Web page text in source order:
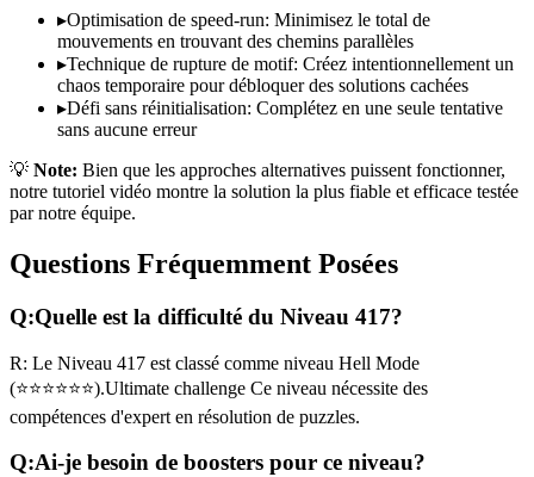
▸Optimisation de speed-run: Minimisez le total de
mouvements en trouvant des chemins parallèles
▸Technique de rupture de motif: Créez intentionnellement un
chaos temporaire pour débloquer des solutions cachées
▸Défi sans réinitialisation: Complétez en une seule tentative
sans aucune erreur
💡 Note: Bien que les approches alternatives puissent fonctionner,
notre tutoriel vidéo montre la solution la plus fiable et efficace testée
par notre équipe.
Questions Fréquemment Posées
Q:Quelle est la difficulté du Niveau 417?
R: Le Niveau 417 est classé comme niveau Hell Mode
(⭐⭐⭐⭐⭐⭐).Ultimate challenge Ce niveau nécessite des
compétences d'expert en résolution de puzzles.
Q:Ai-je besoin de boosters pour ce niveau?